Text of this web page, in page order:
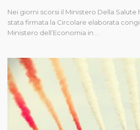
Nei giorni scorsi il Ministero Della
stata firmata la Circolare elaborata
Ministero dell’Economia in …